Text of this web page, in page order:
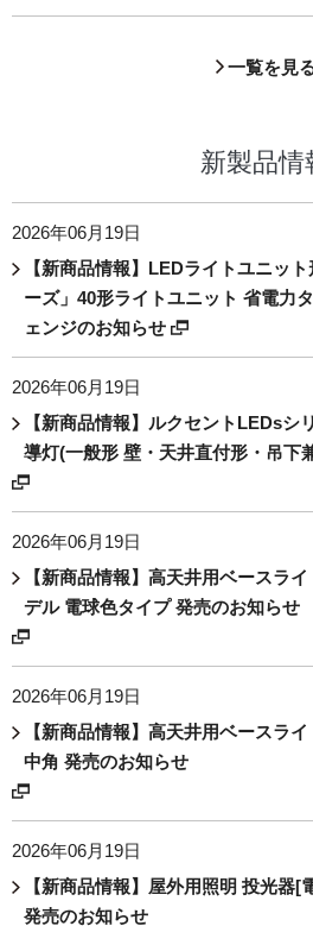
一覧を見
新製品情
2026年06月19日
【新商品情報】LEDライトユニッ
ーズ」40形ライトユニット 省電力
ェンジのお知らせ
2026年06月19日
【新商品情報】ルクセントLEDsシ
導灯(一般形 壁・天井直付形・吊下
2026年06月19日
【新商品情報】高天井用ベースラ
デル 電球色タイプ 発売のお知らせ
2026年06月19日
【新商品情報】高天井用ベースラ
中角 発売のお知らせ
2026年06月19日
【新商品情報】屋外用照明 投光器
発売のお知らせ